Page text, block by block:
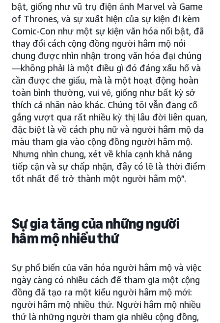
bật, giống như vũ trụ điện ảnh Marvel và Game
of Thrones, và sự xuất hiện của sự kiện đi kèm
Comic-Con như một sự kiện văn hóa nổi bật, đã
thay đổi cách cộng đồng người hâm mộ nói
chung được nhìn nhận trong văn hóa đại chúng
—không phải là một điều gì đó đáng xấu hổ và
cần được che giấu, mà là một hoạt động hoàn
toàn bình thường, vui vẻ, giống như bất kỳ sở
thích cá nhân nào khác. Chúng tôi vẫn đang cố
gắng vượt qua rất nhiều kỳ thị lâu đời liên quan,
đặc biệt là về cách phụ nữ và người hâm mộ da
màu tham gia vào cộng đồng người hâm mộ.
Nhưng nhìn chung, xét về khía cạnh khả năng
tiếp cận và sự chấp nhận, đây có lẽ là thời điểm
tốt nhất để trở thành một người hâm mộ”.
Sự gia tăng của những người
hâm mộ nhiều thứ
Sự phổ biến của văn hóa người hâm mộ và việc
ngày càng có nhiều cách để tham gia một cộng
đồng đã tạo ra một kiểu người hâm mộ mới:
người hâm mộ nhiều thứ. Người hâm mộ nhiều
thứ là những người tham gia nhiều cộng đồng,